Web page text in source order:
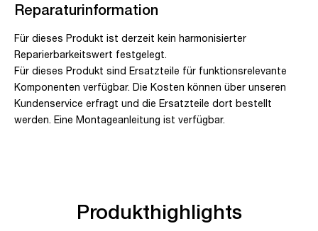
Reparaturinformation
Für dieses Produkt ist derzeit kein harmonisierter
Reparierbarkeitswert festgelegt.
Für dieses Produkt sind Ersatzteile für funktionsrelevante
Komponenten verfügbar. Die Kosten können über unseren
Kundenservice erfragt und die Ersatzteile dort bestellt
werden. Eine Montageanleitung ist verfügbar.
Produkthighlights